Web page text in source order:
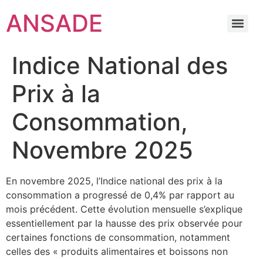
ANSADE
Indice National des
Prix à la
Consommation,
Novembre 2025
En novembre 2025, l’Indice national des prix à la
consommation a progressé de 0,4% par rapport au
mois précédent. Cette évolution mensuelle s’explique
essentiellement par la hausse des prix observée pour
certaines fonctions de consommation, notamment
celles des « produits alimentaires et boissons non